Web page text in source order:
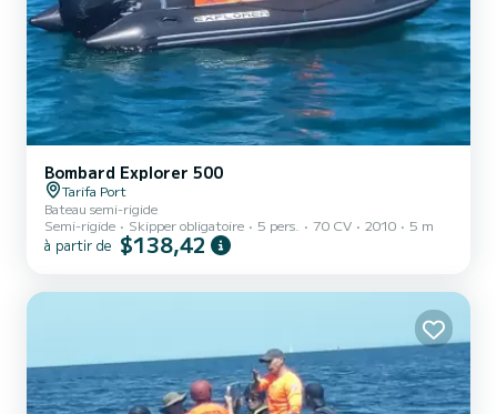
Bombard Explorer 500
Tarifa Port
Bateau semi-rigide
Semi-rigide
Skipper obligatoire 5 pers. 70 CV 2010 5 m
à partir de $138,42